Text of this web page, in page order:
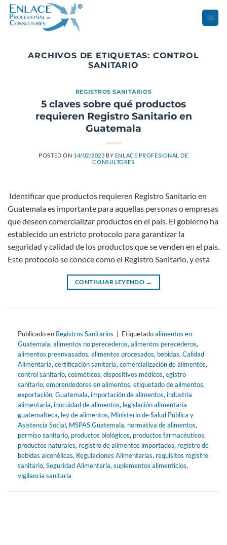
Saltar
ARCHIVOS DE ETIQUETAS: CONTROL
SANITARIO
REGISTROS SANITARIOS
5 claves sobre qué productos
requieren Registro Sanitario en
Guatemala
POSTED ON 14/02/2023 BY ENLACE PROFESIONAL DE
CONSULTORES
‍ Identificar que productos requieren Registro Sanitario en
Guatemala es importante para aquellas personas o empresas
que deseen comercializar productos en el país. El gobierno ha
establecido un estricto protocolo para garantizar la
seguridad y calidad de los productos que se venden en el país.
Este protocolo se conoce como el Registro Sanitario, y está
CONTINUAR LEYENDO →
Publicado en Registros Sanitarios | Etiquetadoalimentos en
Guatemala, alimentos no perecederos, alimentos perecederos,
alimentos preenvasados, alimentos procesados, bebidas, Calidad
Alimentaria, certificación sanitaria, comercialización de alimentos,
control sanitario, cosméticos, dispositivos médicos, egistro
sanitario, emprendedores en alimentos, etiquetado de alimentos,
exportación, Guatemala, importación de alimentos, industria
alimentaria, inocuidad de alimentos, legislación alimentaria
guatemalteca, ley de alimentos, Ministerio de Salud Pública y
Asistencia Social, MSPAS Guatemala, normativa de alimentos,
permiso sanitario, productos biológicos, productos farmacéuticos,
productos naturales, registro de alimentos importados, registro de
bebidas alcohólicas, Regulaciones Alimentarias, requisitos registro
sanitario, Seguridad Alimentaria, suplementos alimenticios,
vigilancia sanitaria